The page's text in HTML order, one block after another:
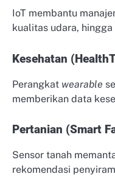
IoT membantu
kualitas udara,
Kesehatan
Perangkat wearable
memberikan data
Pertanian (Smart
Sensor tanah
rekomendasi